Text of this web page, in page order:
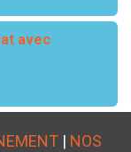
avec
| NOS